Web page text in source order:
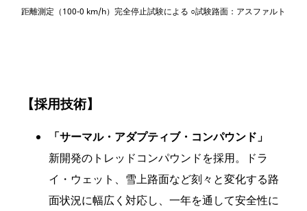
距離測定（100-0 km/h）完全停止試験による ○試験路面：アスファルト
【採用技術】
「サーマル・アダプティブ・コンパウンド」
新開発のトレッドコンパウンドを採用。ドラ
イ・ウェット、雪上路面など刻々と変化する路
面状況に幅広く対応し、一年を通して安全性に